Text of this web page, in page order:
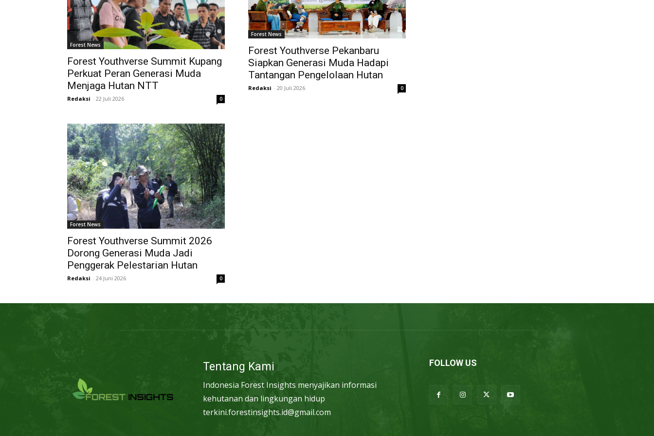
Forest News
Forest Youthverse Summit Kupang
Perkuat Peran Generasi Muda
Menjaga Hutan NTT
Redaksi - 22 Juli 2026 0
Forest News
Forest Youthverse Pekanbaru
Siapkan Generasi Muda Hadapi
Tantangan Pengelolaan Hutan
Redaksi - 20 Juli 2026 0
Forest News
Forest Youthverse Summit 2026
Dorong Generasi Muda Jadi
Penggerak Pelestarian Hutan
Redaksi - 24 Juni 2026 0
Tentang Kami
Indonesia Forest Insights menyajikan informasi
kehutanan dan lingkungan hidup
terkini.forestinsights.id@gmail.com
FOLLOW US